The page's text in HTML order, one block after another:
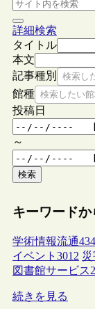
詳細検索
タイトル
本文
記事種別
検索し
館種 検索したい
投稿日
～
検索
キーワードか
学術情報流通
イベント 3012
図書館サービス
続きを見る